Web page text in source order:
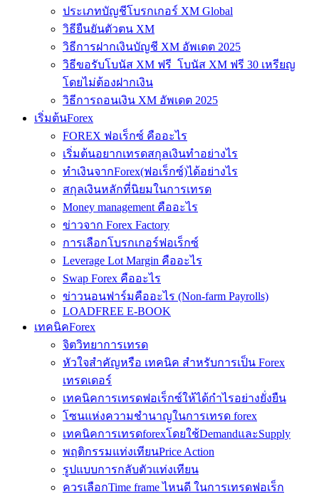
ประเภทบัญชีโบรกเกอร์ XM Global
วิธียืนยันตัวตน XM
วิธีการฝากเงินบัญชี XM อัพเดต 2025
วิธีขอรับโบนัส XM ฟรี โบนัส XM ฟรี 30 เหรียญ
โดยไม่ต้องฝากเงิน
วิธีการถอนเงิน XM อัพเดต 2025
เริ่มต้นForex
FOREX ฟอเร็กซ์ คืออะไร
เริ่มต้นอยากเทรดสกุลเงินทำอย่างไร
ทำเงินจากForex(ฟอเร็กซ์)ได้อย่างไร
สกุลเงินหลักที่นิยมในการเทรด
Money management คืออะไร
ข่าวจาก Forex Factory
การเลือกโบรกเกอร์ฟอเร็กซ์
Leverage Lot Margin คืออะไร
Swap Forex คืออะไร
ข่าวนอนฟาร์มคืออะไร (Non-farm Payrolls)
LOADFREE E-BOOK
เทคนิคForex
จิตวิทยาการเทรด
หัวใจสำคัญหรือ เทคนิค สำหรับการเป็น Forex
เทรดเดอร์
เทคนิคการเทรดฟอเร็กซ์ให้ได้กำไรอย่างยั่งยืน
โซนแห่งความชำนาญในการเทรด forex
เทคนิคการเทรดforexโดยใช้DemandและSupply
พฤติกรรมแท่งเทียนPrice Action
รูปแบบการกลับตัวแท่งเทียน
ควรเลือกTime frame ไหนดี ในการเทรดฟอเร็ก